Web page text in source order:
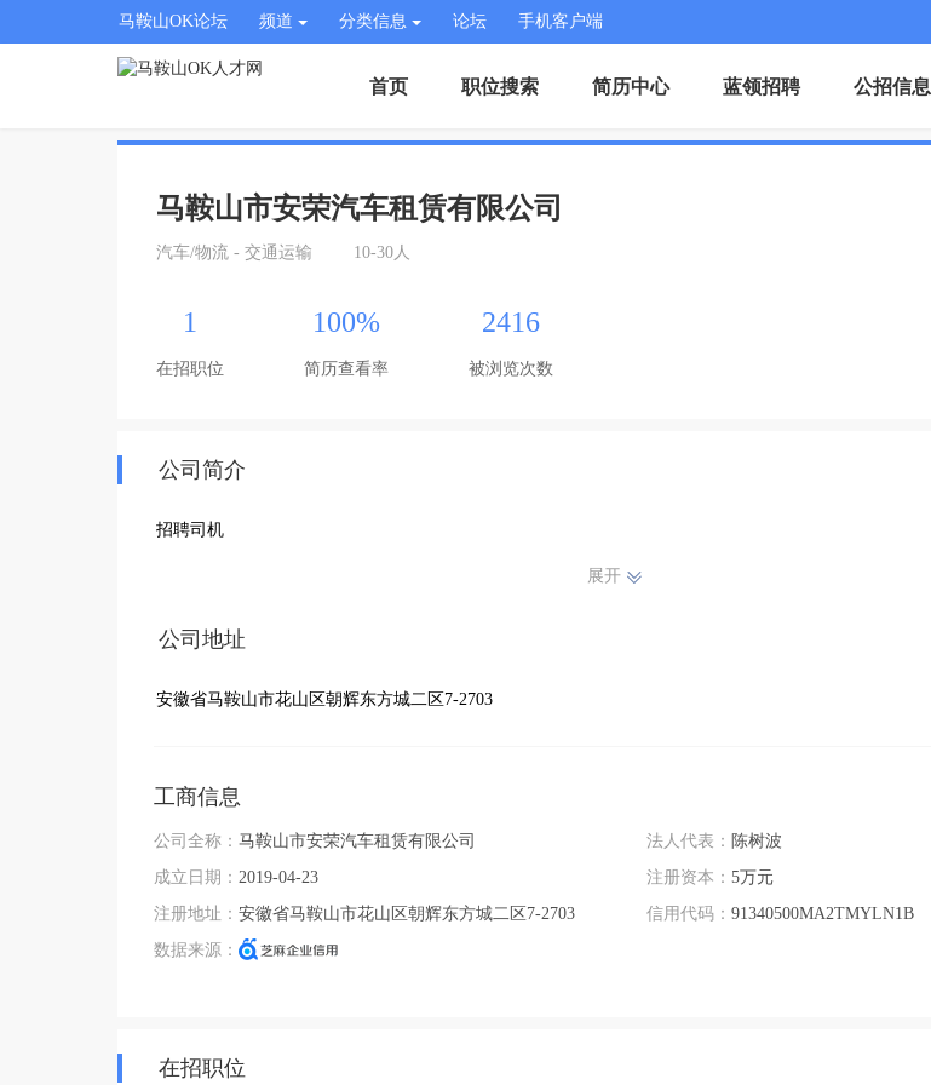
马鞍山OK论坛 频道 分类信息 论坛 手机客户端
首页 职位搜索 简历中心 蓝领招聘 公招信息
马鞍山市安荣汽车租赁有限公司
汽车/物流 - 交通运输 10-30人
1
在招职位
100%
简历查看率
2416
被浏览次数
公司简介
招聘司机
展开
公司地址
安徽省马鞍山市花山区朝辉东方城二区7-2703
工商信息
公司全称： 马鞍山市安荣汽车租赁有限公司
成立日期： 2019-04-23
注册地址： 安徽省马鞍山市花山区朝辉东方城二区7-2703
数据来源：
法人代表： 陈树波
注册资本： 5万元
信用代码： 91340500MA2TMYLN1B
在招职位